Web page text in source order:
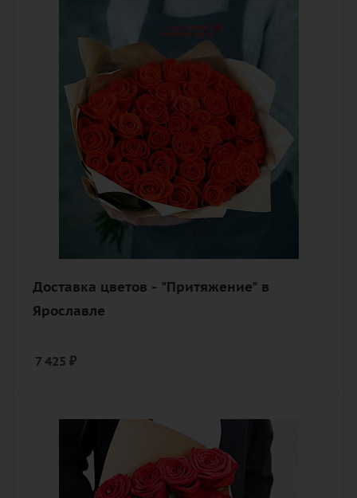
алый, бордовый, красный, чайный
Описание
роза, лента, дизайнерская упаковка
Доставка цветов - "Притяжение" в
Ярославле
7 425 ₽
Количество
алый, бордовый, красный, чайный